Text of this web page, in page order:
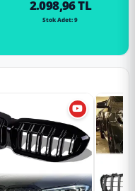
2.098,96 TL
Stok Adet: 9